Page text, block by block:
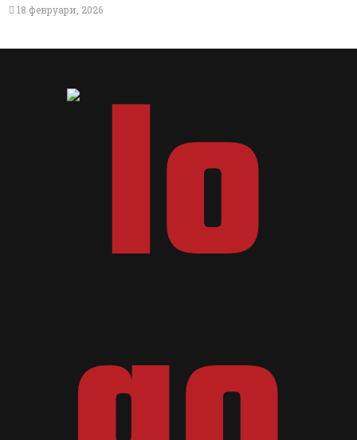
18 февруари, 2026